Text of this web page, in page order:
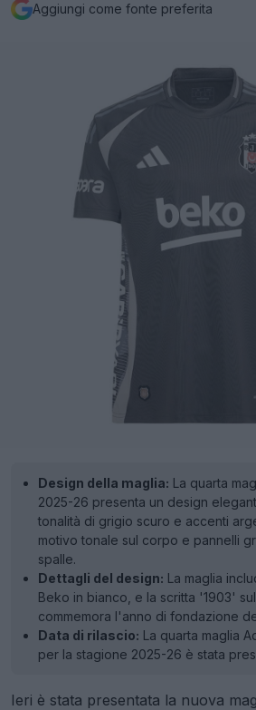
Aggiungi come fonte preferita
Design della maglia: La quarta
2025-26 presenta un design
tonalità di grigio scuro e accenti
motivo tonale sul corpo e pannelli
spalle.
Dettagli del design: La maglia
Beko in bianco, e la scritta '1903'
commemora l'anno di fondazione
Data di rilascio: La quarta maglia
per la stagione 2025-26 è stata
Ieri è stata presentata la nuova